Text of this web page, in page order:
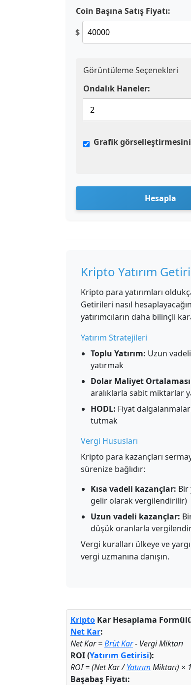
Coin Başına Satış Fiyatı:
$
Görüntüleme Seçenekleri
Ondalık Haneler:
Grafik
Hesapla
Kripto Yatırım
Kripto para yatırımları
Getirileri nasıl
yatırımcıların daha bilinçli
Yatırım Stratejileri
Toplu Yatırım: Uzun
yatırmak
Dolar Maliyet Ortalaması
aralıklarla sabit miktarlar
HODL: Fiyat
tutmak
Vergi Hususları
Kripto para kazançları
sürenize bağlıdır:
Kısa vadeli kazançlar: Bir
gelir olarak vergilendirilir)
Uzun vadeli kazançlar:
düşük oranlarla
Vergi kuralları ülkeye ve
vergi uzmanına danışın.
Kripto Kar Hesaplama
Net Kar:
Net Kar =Brüt Kar- Vergi Miktarı
ROI (Yatırım Getirisi):
ROI = (Net Kar /Yatırım Miktarı) ×
Başabaş Fiyatı: